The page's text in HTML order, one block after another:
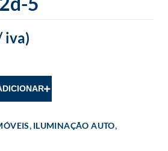
iva)
, ILUMINAÇÃO AUTO,